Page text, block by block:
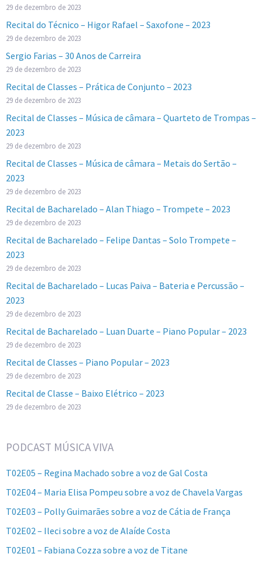
29 de dezembro de 2023
Recital do Técnico – Higor Rafael – Saxofone – 2023
29 de dezembro de 2023
Sergio Farias – 30 Anos de Carreira
29 de dezembro de 2023
Recital de Classes – Prática de Conjunto – 2023
29 de dezembro de 2023
Recital de Classes – Música de câmara – Quarteto de Trompas –
2023
29 de dezembro de 2023
Recital de Classes – Música de câmara – Metais do Sertão –
2023
29 de dezembro de 2023
Recital de Bacharelado – Alan Thiago – Trompete – 2023
29 de dezembro de 2023
Recital de Bacharelado – Felipe Dantas – Solo Trompete –
2023
29 de dezembro de 2023
Recital de Bacharelado – Lucas Paiva – Bateria e Percussão –
2023
29 de dezembro de 2023
Recital de Bacharelado – Luan Duarte – Piano Popular – 2023
29 de dezembro de 2023
Recital de Classes – Piano Popular – 2023
29 de dezembro de 2023
Recital de Classe – Baixo Elétrico – 2023
29 de dezembro de 2023
PODCAST MÚSICA VIVA
T02E05 – Regina Machado sobre a voz de Gal Costa
T02E04 – Maria Elisa Pompeu sobre a voz de Chavela Vargas
T02E03 – Polly Guimarães sobre a voz de Cátia de França
T02E02 – Ileci sobre a voz de Alaíde Costa
T02E01 – Fabiana Cozza sobre a voz de Titane